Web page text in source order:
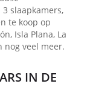
slaapkamers,
te koop op
Isla Plana, La
nog veel meer.
IN DE